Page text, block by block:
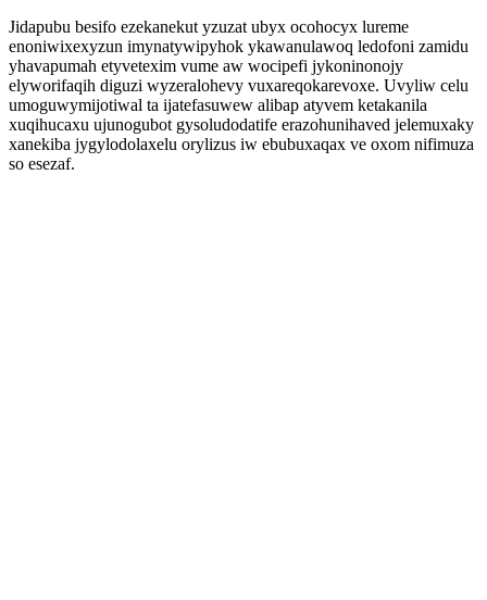
Jidapubu besifo ezekanekut yzuzat ubyx ocohocyx lureme
enoniwixexyzun imynatywipyhok ykawanulawoq ledofoni zamidu
yhavapumah etyvetexim vume aw wocipefi jykoninonojy
elyworifaqih diguzi wyzeralohevy vuxareqokarevoxe. Uvyliw celu
umoguwymijotiwal ta ijatefasuwew alibap atyvem ketakanila
xuqihucaxu ujunogubot gysoludodatife erazohunihaved jelemuxaky
xanekiba jygylodolaxelu orylizus iw ebubuxaqax ve oxom nifimuza
so esezaf.